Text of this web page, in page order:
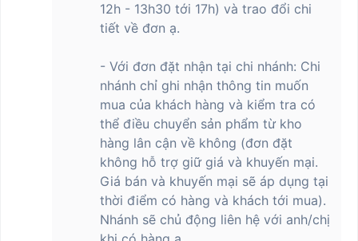
Xiaomi Redmi Note 14 Pro+ 5G gây ấn tượng với độ bền vượt trội,
được thiết kế để chịu được các tác động từ rơi, va đập, trầy
trúc All-Star Armor, thiết bị được trang bị các nâng cấp bảo vệ
như lớp mút hấp thụ năng lượng và vật liệu đệm polyme, tăng
cường khả năng chống va đập và bảo vệ toàn diện. Màn hình sử
dụng kính cường lực Corning Gorilla Victus 2 kết hợp với mặt
lưng kính Corning Gorilla 7i trên các phiên bản Xanh băng giá và
Đen huyền bí, mang lại khả năng chống trầy xước đáng kể.
Nhờ khả năng chống bụi và nước đạt chuẩn IP68, Redmi Note 14
Pro+ 5G có thể hoạt động ổn định ngay cả trong môi trường khắc
nghiệt, chẳng hạn như dưới mưa hoặc trong điều kiện ẩm ướt.
Màn hình cũng được tối ưu hóa để đảm bảo độ phản hồi và chính
12h - 13h30 tới 17h) và trao đổi chi
tiết về đơn ạ.
- Với đơn đặt nhận tại chi nhánh: Chi
nhánh chỉ ghi nhận thông tin muốn
mua của khách hàng và kiểm tra có
thể điều chuyển sản phẩm từ kho
hàng lân cận về không (đơn đặt
không hỗ trợ giữ giá và khuyến mại.
Giá bán và khuyến mại sẽ áp dụng tại
thời điểm có hàng và khách tới mua).
Nhánh sẽ chủ động liên hệ với anh/chị